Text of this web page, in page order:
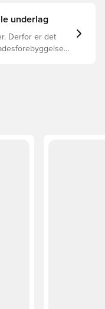
underlag
Derfor er det